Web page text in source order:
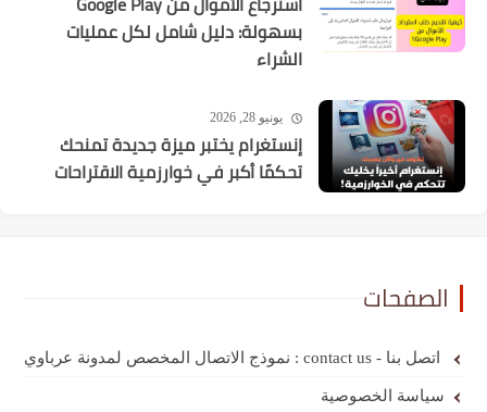
بسهولة: دليل شامل لكل عمليات
الشراء
يونيو 28, 2026
إنستغرام يختبر ميزة جديدة تمنحك
تحكمًا أكبر في خوارزمية الاقتراحات
الصفحات
اتصل بنا - contact us : نموذج الاتصال المخصص لمدونة عرباوي
سياسة الخصوصية